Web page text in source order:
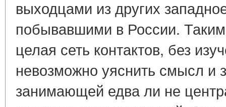
выходцами из других
побывавшими в России.
целая сеть контактов, без
невозможно уяснить смысл и
занимающей едва ли не